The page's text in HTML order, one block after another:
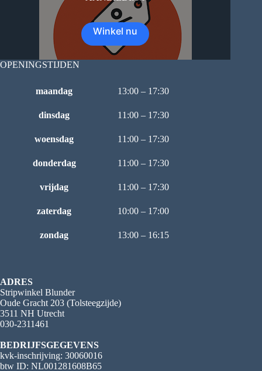
Winkel nu
OPENINGSTIJDEN
maandag 13:00 – 17:30
dinsdag 11:00 – 17:30
woensdag 11:00 – 17:30
donderdag 11:00 – 17:30
vrijdag 11:00 – 17:30
zaterdag 10:00 – 17:00
zondag 13:00 – 16:15
ADRES
Stripwinkel Blunder
Oude Gracht 203 (Tolsteegzijde)
3511 NH Utrecht
030-2311461
BEDRIJFSGEGEVENS
kvk-inschrijving: 30060016
btw ID: NL001281608B65